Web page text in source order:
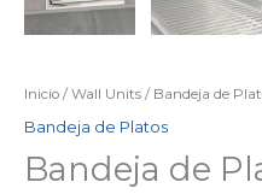
Inicio / Wall Units / Bandeja de
Bandeja de Platos
Bandeja de